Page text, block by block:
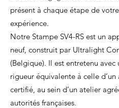
présent à chaque étape de votre
expérience.
Notre Stampe SV4-RS est un
neuf, construit par Ultralight
(Belgique). Il est entretenu avec
rigueur équivalente à celle d’un
certifié, au sein d’un atelier
autorités françaises.